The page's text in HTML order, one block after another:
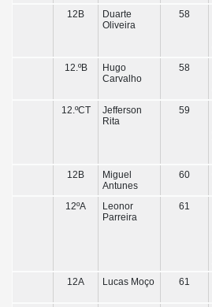
12B
Duarte
Oliveira
58
12.ºB
Hugo
Carvalho
58
12.ºCT
Jefferson
Rita
59
12B
Miguel
Antunes
60
12ºA
Leonor
Parreira
61
12A Lucas Moço 61